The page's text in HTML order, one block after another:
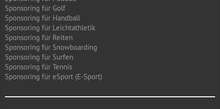
Sponsoring für Golf
Sponsoring für Handball
Sponsoring für Leichtathletik
Sponsoring für Reiten
Sponsoring für Snowboarding
Sponsoring für Surfen
Sponsoring für Tennis
Sponsoring für eSport (E-Sport)